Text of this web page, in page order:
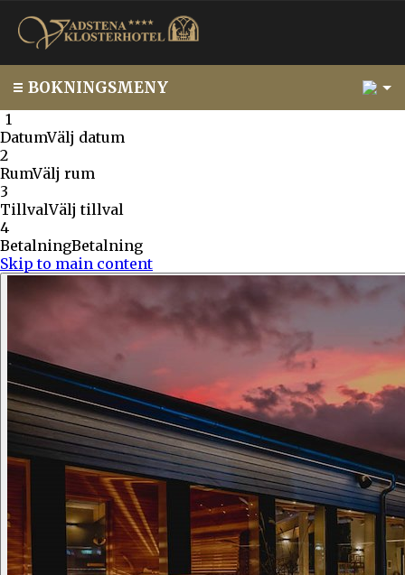
BOKNINGSMENY
1
DatumVälj datum
2
RumVälj rum
3
TillvalVälj tillval
4
BetalningBetalning
Skip to main content